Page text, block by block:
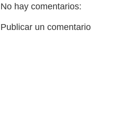
No hay comentarios:
Publicar un comentario